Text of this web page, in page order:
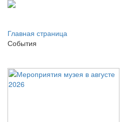
Главная страница
События